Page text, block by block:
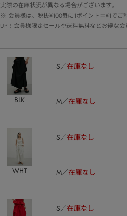
実際の在庫状況が異なる場合がございます。
※ 会員様は、税抜¥100毎に1ポイント＝¥1で
UP！会員様限定セールや送料無料などお得な
BLK
S 在庫なし
M 在庫なし
WHT
S 在庫なし
M 在庫なし
S 在庫なし